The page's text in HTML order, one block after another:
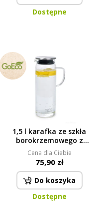
Dostępne
1,5 l karafka ze szkła
borokrzemowego z
nierdzewną zatyczką
BOROSIL GLASS
Cena dla Ciebie
75,90 zł
Do koszyka
Dostępne